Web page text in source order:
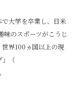
大学を卒業し、日米
のスポーツがこうじ
界100ヵ国以上の現
」（